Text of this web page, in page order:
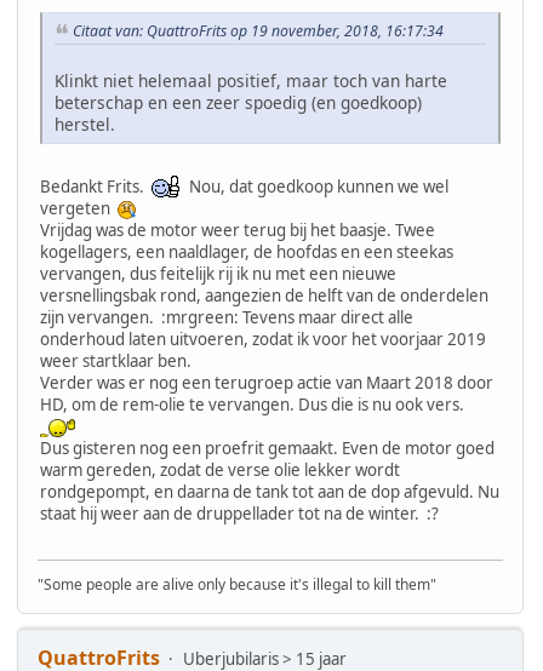
Citaat van: QuattroFrits op 19 november, 2018, 16:17:34
Klinkt niet helemaal positief, maar toch van harte
beterschap en een zeer spoedig (en goedkoop)
herstel.
Bedankt Frits.
Nou, dat goedkoop kunnen we wel
vergeten
Vrijdag was de motor weer terug bij het baasje. Twee
kogellagers, een naaldlager, de hoofdas en een steekas
vervangen, dus feitelijk rij ik nu met een nieuwe
versnellingsbak rond, aangezien de helft van de onderdelen
zijn vervangen. :mrgreen: Tevens maar direct alle
onderhoud laten uitvoeren, zodat ik voor het voorjaar 2019
weer startklaar ben.
Verder was er nog een terugroep actie van Maart 2018 door
HD, om de rem-olie te vervangen. Dus die is nu ook vers.
Dus gisteren nog een proefrit gemaakt. Even de motor goed
warm gereden, zodat de verse olie lekker wordt
rondgepompt, en daarna de tank tot aan de dop afgevuld. Nu
staat hij weer aan de druppellader tot na de winter. :?
"Some people are alive only because it's illegal to kill them"
QuattroFrits
Uberjubilaris > 15 jaar